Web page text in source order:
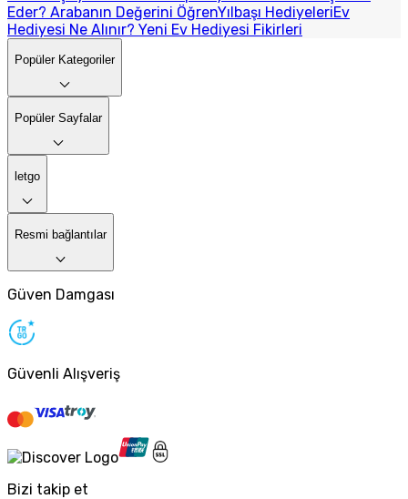
Eder? Arabanın Değerini ÖğrenYılbaşı HediyeleriEv
Hediyesi Ne Alınır? Yeni Ev Hediyesi Fikirleri
Popüler Kategoriler
Popüler Sayfalar
letgo
Resmi bağlantılar
Güven Damgası
Güvenli Alışveriş
Bizi takip et